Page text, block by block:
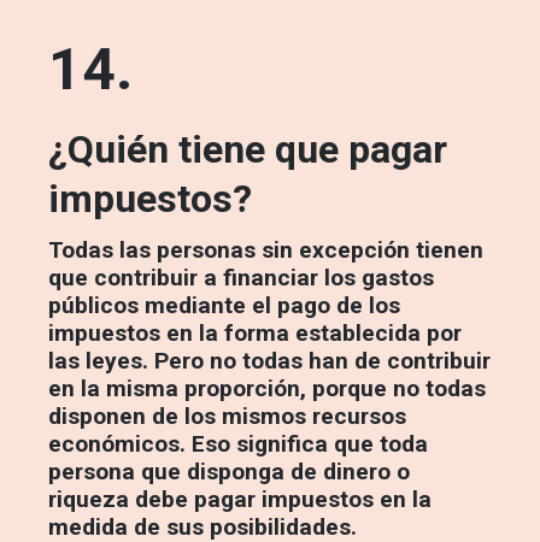
14.
¿Quién tiene que pagar
impuestos?
Todas las personas sin excepción tienen
que contribuir a financiar los gastos
públicos mediante el pago de los
impuestos en la forma establecida por
las leyes. Pero no todas han de contribuir
en la misma proporción, porque no todas
disponen de los mismos recursos
económicos. Eso significa que toda
persona que disponga de dinero o
riqueza debe pagar impuestos en la
medida de sus posibilidades.